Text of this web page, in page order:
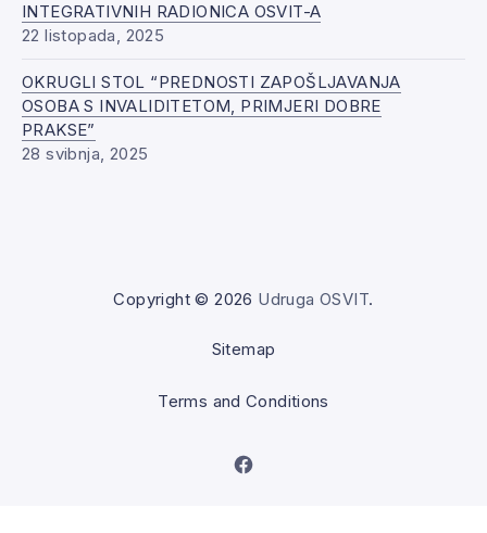
INTEGRATIVNIH RADIONICA OSVIT-A
22 listopada, 2025
OKRUGLI STOL “PREDNOSTI ZAPOŠLJAVANJA
OSOBA S INVALIDITETOM, PRIMJERI DOBRE
PRAKSE”
28 svibnja, 2025
Copyright © 2026 Udruga OSVIT.
Sitemap
Terms and Conditions
New Window